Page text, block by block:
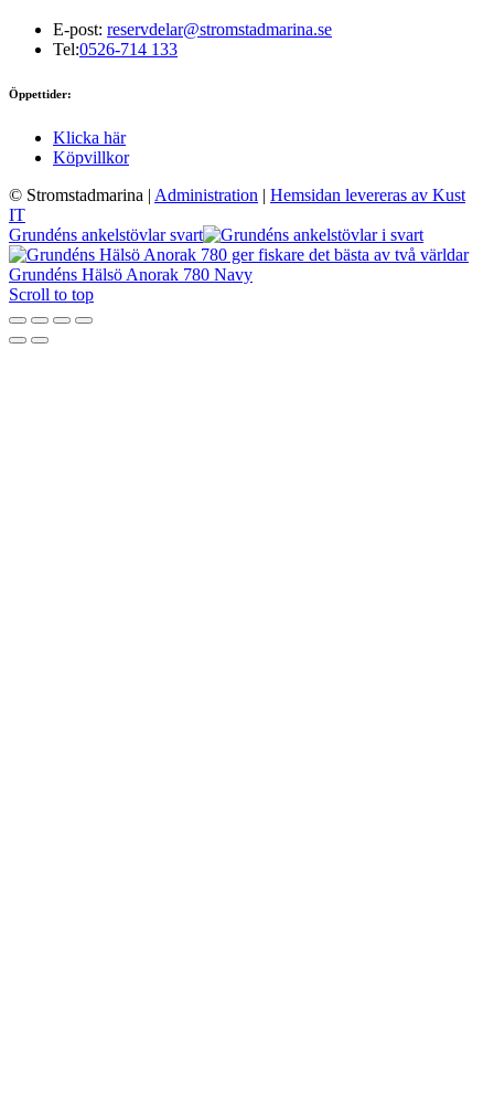
E-post: reservdelar@stromstadmarina.se
Tel:0526-714 133
Öppettider:
Klicka här
Köpvillkor
© Stromstadmarina | Administration | Hemsidan levereras av Kust
IT
Grundéns ankelstövlar svart
Grundéns Hälsö Anorak 780 Navy
Scroll to top